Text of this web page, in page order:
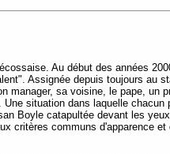
Au début des années
Assignée depuis toujours au
manager, sa voisine, le pape, un
situation dans laquelle
Boyle catapultée devant les
critères communs d'apparence et